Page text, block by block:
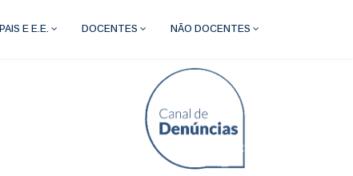
PAIS E E.E. DOCENTES NÃO DOCENTES